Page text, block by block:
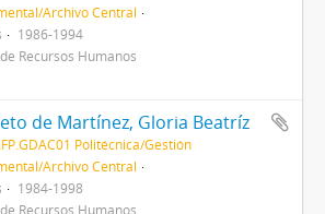
Archivo Central
1986-1994
Recursos Humanos
de Martínez, Gloria Beatríz
Politécnica/Gestión
Archivo Central
1984-1998
Recursos Humanos